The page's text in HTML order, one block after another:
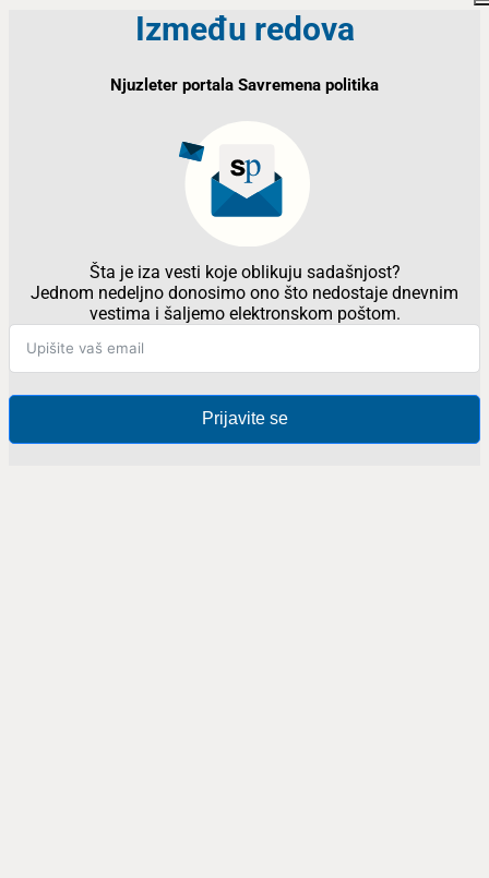
Između redova
Njuzleter portala Savremena politika
Šta je iza vesti koje oblikuju sadašnjost?
Jednom nedeljno donosimo ono što nedostaje dnevnim
vestima i šaljemo elektronskom poštom.
Prijavite se